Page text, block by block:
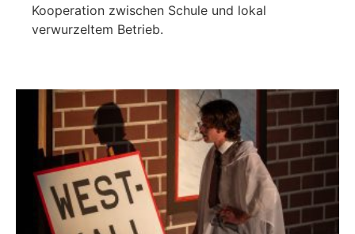
Kooperation zwischen Schule und lokal
verwurzeltem Betrieb.